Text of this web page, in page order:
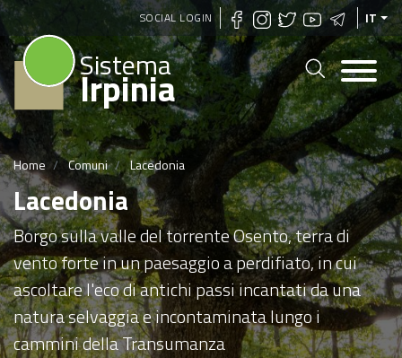
Salta
al
contenuto
principale
SOCIAL LOGIN IT
Sistema
Irpinia
Home Comuni Lacedonia
Lacedonia
Borgo sulla valle del torrente Osento, terra di
vento forte in un paesaggio a perdifiato, in cui
ascoltare l'eco di antichi passi incantati da una
natura selvaggia e incontaminata lungo i
cammini della Transumanza